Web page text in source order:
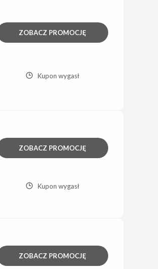
ZOBACZ PROMOCJĘ
Kupon wygasł
ZOBACZ PROMOCJĘ
Kupon wygasł
ZOBACZ PROMOCJĘ